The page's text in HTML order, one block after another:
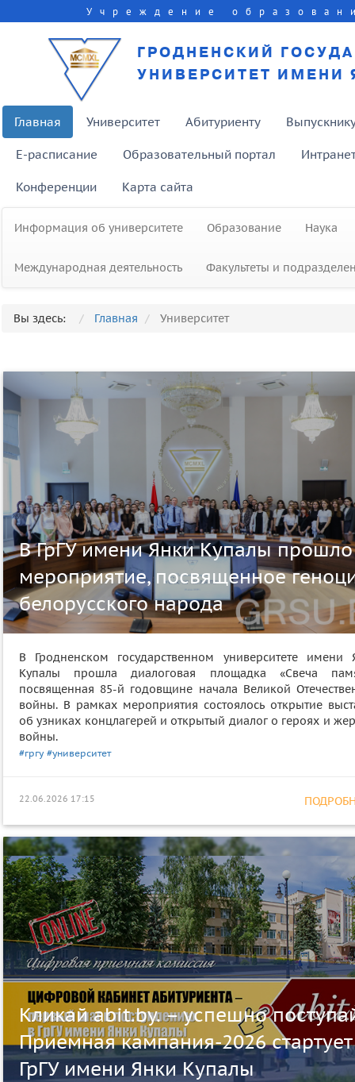
Учреждение
ГРОДНЕНСКИЙ
УНИВЕРСИТЕТ ИМЕНИ
Главная Университет Абитуриенту
E-расписание Образовательный портал
Конференции Карта сайта
Информация об университете Образование Наука
Международная деятельность Факультеты и
Вы здесь: Главная Университет
В ГрГУ имени Янки Купалы прошло
мероприятие, посвященное
белорусского народа
В Гродненском государственном университете имени
Купалы прошла диалоговая площадка «Свеча
посвященная 85-й годовщине начала Великой
войны. В рамках мероприятия состоялось открытие
об узниках концлагерей и открытый диалог о героях и
войны.
#гргу #университет
22.06.2026 17:15
Кликай abit.by. – успешно
Приемная кампания-2026
ГрГУ имени Янки Купалы